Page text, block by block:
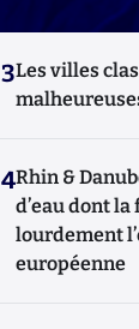
3Les villes
4Rhin &
d’eau dont
lourdement
européenne